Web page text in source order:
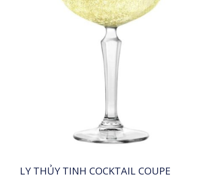
Thắc Mắc Khi
Đặt In Ly Cốc Tại
BÀI VIẾT MỚI
LY THỦY TINH COCKTAIL COUPE